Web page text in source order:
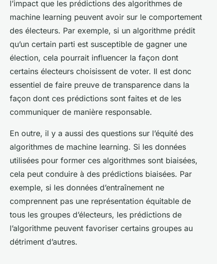
l’impact que les prédictions des algorithmes de
machine learning peuvent avoir sur le comportement
des électeurs. Par exemple, si un algorithme prédit
qu’un certain parti est susceptible de gagner une
élection, cela pourrait influencer la façon dont
certains électeurs choisissent de voter. Il est donc
essentiel de faire preuve de transparence dans la
façon dont ces prédictions sont faites et de les
communiquer de manière responsable.
En outre, il y a aussi des questions sur l’équité des
algorithmes de machine learning. Si les données
utilisées pour former ces algorithmes sont biaisées,
cela peut conduire à des prédictions biaisées. Par
exemple, si les données d’entraînement ne
comprennent pas une représentation équitable de
tous les groupes d’électeurs, les prédictions de
l’algorithme peuvent favoriser certains groupes au
détriment d’autres.